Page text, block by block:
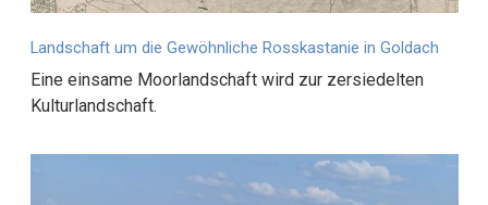
Landschaft um die Gewöhnliche Rosskastanie in Goldach
Eine einsame Moorlandschaft wird zur zersiedelten
Kulturlandschaft.